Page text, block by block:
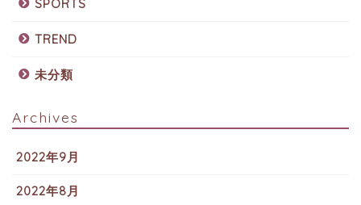
SPORTS
TREND
未分類
Archives
2022年9月
2022年8月